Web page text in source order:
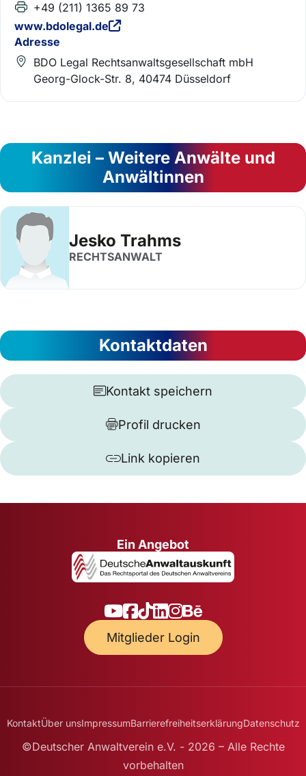
+49 (211) 1365 89 73
www.bdolegal.de
Adresse
BDO Legal Rechtsanwaltsgesellschaft mbH
Georg-Glock-Str. 8, 40474 Düsseldorf
Kanzlei – Weitere Anwälte und
Anwältinnen
Jesko Trahms
RECHTSANWALT
Kontaktdaten
Kontakt speichern
Profil drucken
Link kopieren
Ein Angebot
Mitglieder Login
KontaktÜber unsImpressumBarrierefreiheitserklärungDatenschutz
©Deutscher Anwaltverein e.V. - 2026 – Alle Rechte
vorbehalten